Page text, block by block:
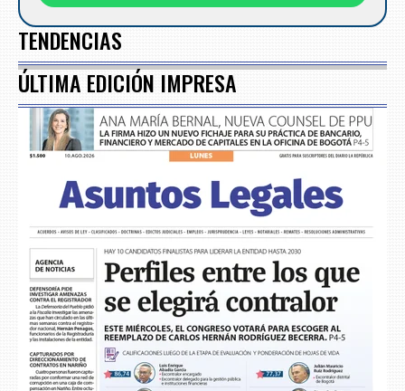
TENDENCIAS
ÚLTIMA EDICIÓN IMPRESA